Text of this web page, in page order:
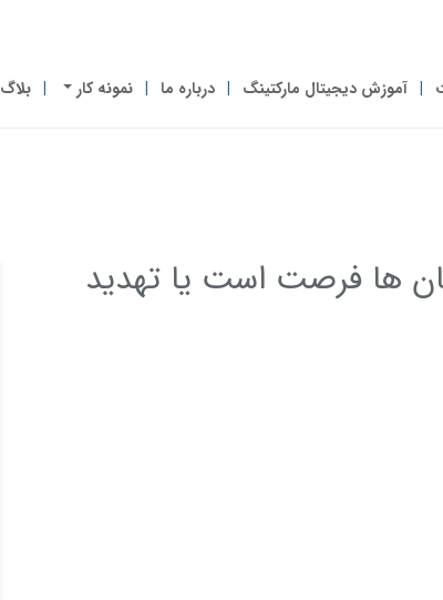
آموزش دیجیتال مارکتینگ درباره ما نمونه کار بلاگ
ها فرصت است یا تهدید